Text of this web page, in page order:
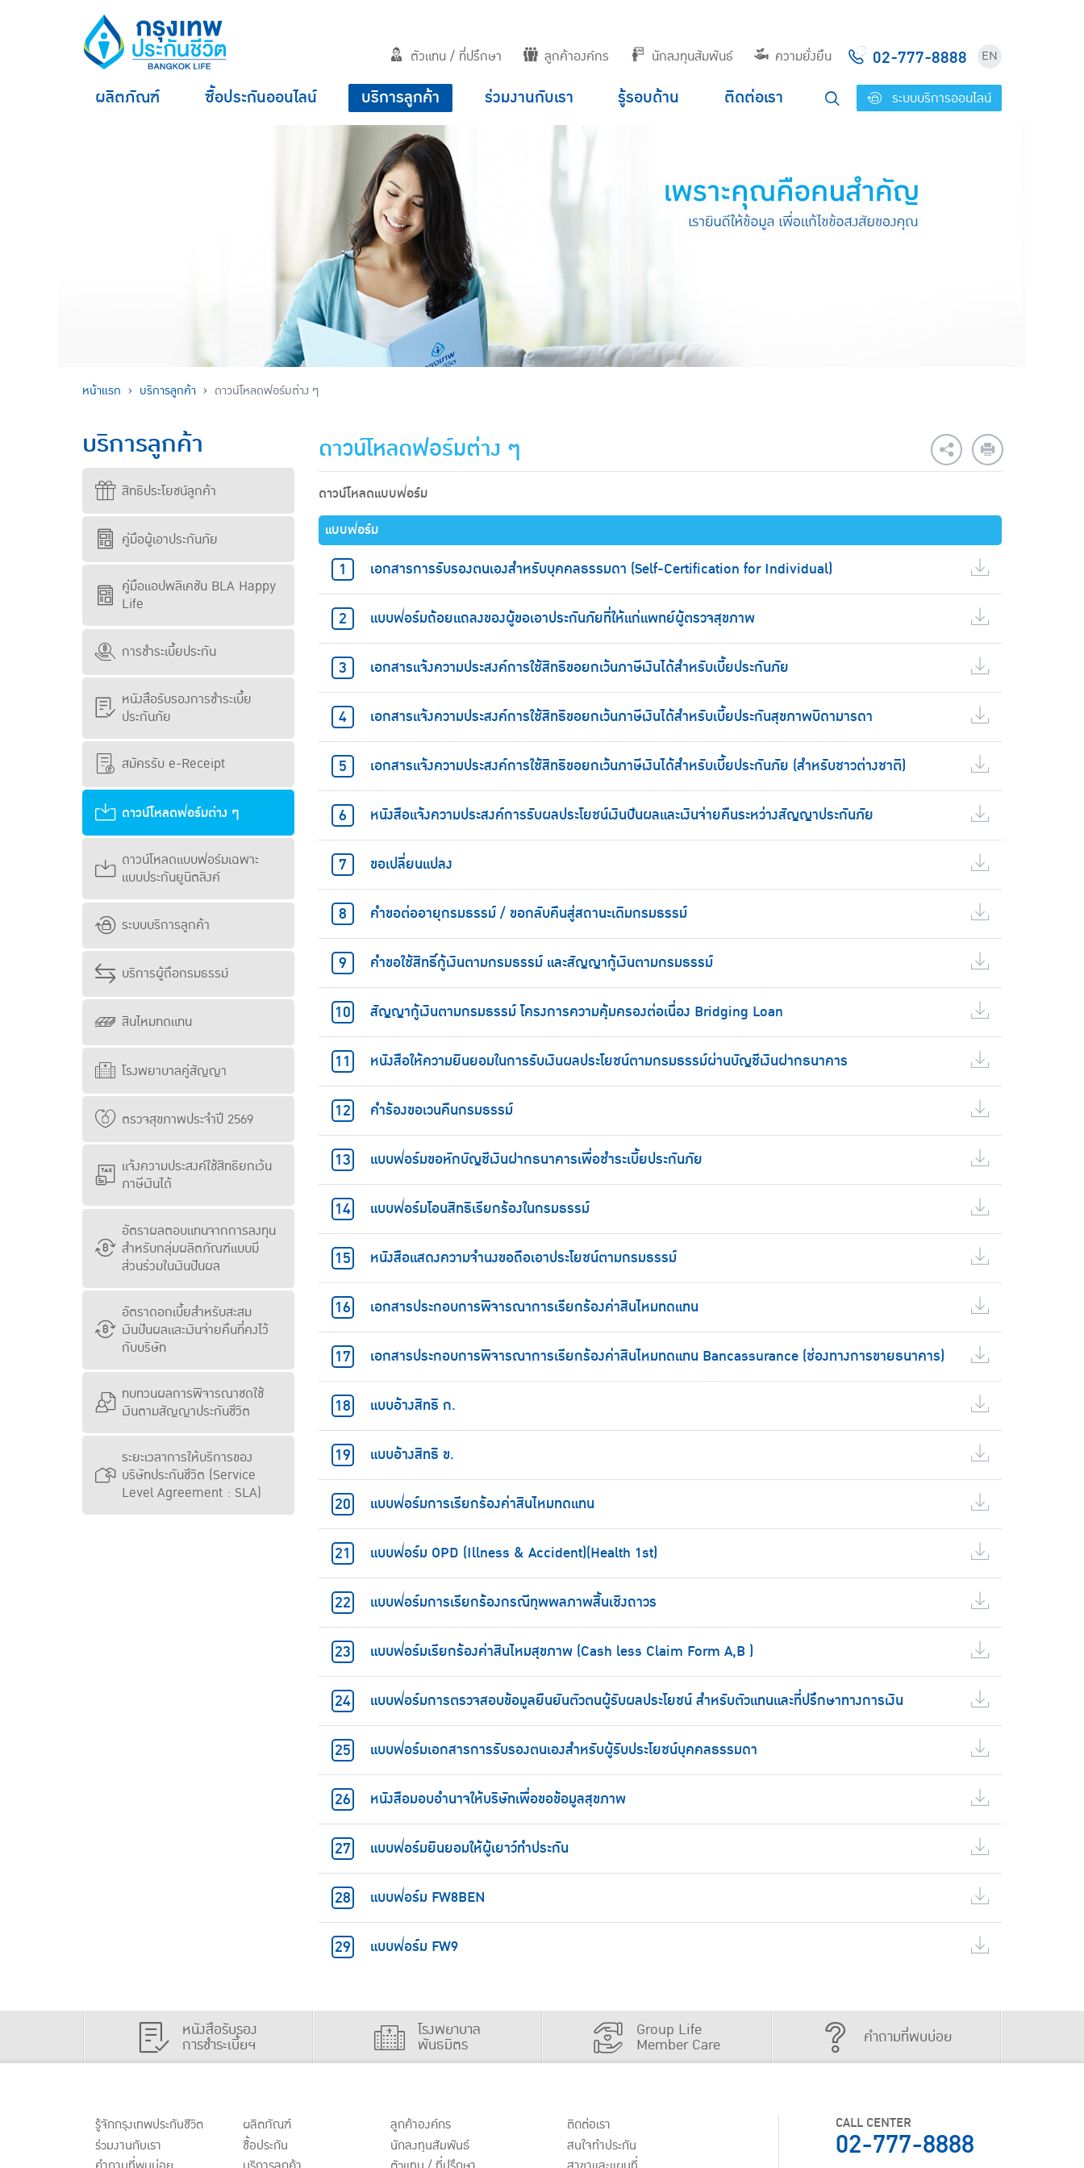
ตัวแทน / ที่ปรึกษา ลูกค้าองค์กร นักลงทุนสัมพันธ์ ความยั่งยืน 02-777-8888 EN
ผลิตภัณฑ์ ซื้อประกันออนไลน์ บริการลูกค้า ร่วมงานกับเรา รู้รอบด้าน ติดต่อเรา ระบบบริการออนไลน์
หน้าแรก บริการลูกค้า ดาวน์โหลดฟอร์มต่าง ๆ
บริการลูกค้า
สิทธิประโยชน์ลูกค้า
คู่มือผู้เอาประกันภัย
คู่มือแอปพลิเคชัน BLA Happy
Life
การชำระเบี้ยประกัน
หนังสือรับรองการชำระเบี้ย
ประกันภัย
สมัครรับ e-Receipt
ดาวน์โหลดฟอร์มต่าง ๆ
ดาวน์โหลดแบบฟอร์มเฉพาะ
แบบประกันยูนิตลิงค์
ระบบบริการลูกค้า
บริการผู้ถือกรมธรรม์
สินไหมทดแทน
โรงพยาบาลคู่สัญญา
ตรวจสุขภาพประจำปี 2569
แจ้งความประสงค์ใช้สิทธิยกเว้น
ภาษีเงินได้
อัตราผลตอบแทนจากการลงทุน
สำหรับกลุ่มผลิตภัณฑ์แบบมี
ส่วนร่วมในเงินปันผล
อัตราดอกเบี้ยสำหรับสะสม
เงินปันผลและเงินจ่ายคืนที่คงไว้
กับบริษัท
ทบทวนผลการพิจารณาชดใช้
เงินตามสัญญาประกันชีวิต
ระยะเวลาการให้บริการของ
บริษัทประกันชีวิต (Service
Level Agreement : SLA)
ดาวน์โหลดฟอร์มต่าง ๆ
ดาวน์โหลดแบบฟอร์ม
แบบฟอร์ม
เอกสารการรับรองตนเองสำหรับบุคคลธรรมดา (Self-Certification for Individual)
แบบฟอร์มถ้อยแถลงของผู้ขอเอาประกันภัยที่ให้แก่แพทย์ผู้ตรวจสุขภาพ
เอกสารแจ้งความประสงค์การใช้สิทธิขอยกเว้นภาษีเงินได้สำหรับเบี้ยประกันภัย
เอกสารแจ้งความประสงค์การใช้สิทธิขอยกเว้นภาษีเงินได้สำหรับเบี้ยประกันสุขภาพบิดามารดา
เอกสารแจ้งความประสงค์การใช้สิทธิขอยกเว้นภาษีเงินได้สำหรับเบี้ยประกันภัย (สำหรับชาวต่างชาติ)
หนังสือแจ้งความประสงค์การรับผลประโยชน์เงินปันผลและเงินจ่ายคืนระหว่างสัญญาประกันภัย
ขอเปลี่ยนแปลง
คำขอต่ออายุกรมธรรม์ / ขอกลับคืนสู่สถานะเดิมกรมธรรม์
คำขอใช้สิทธิ์กู้เงินตามกรมธรรม์ และสัญญากู้เงินตามกรมธรรม์
สัญญากู้เงินตามกรมธรรม์ โครงการความคุ้มครองต่อเนื่อง Bridging Loan
หนังสือให้ความยินยอมในการรับเงินผลประโยชน์ตามกรมธรรม์ผ่านบัญชีเงินฝากธนาคาร
คำร้องขอเวนคืนกรมธรรม์
แบบฟอร์มขอหักบัญชีเงินฝากธนาคารเพื่อชำระเบี้ยประกันภัย
แบบฟอร์มโอนสิทธิเรียกร้องในกรมธรรม์
หนังสือแสดงความจำนงขอถือเอาประโยชน์ตามกรมธรรม์
เอกสารประกอบการพิจารณาการเรียกร้องค่าสินไหมทดแทน
เอกสารประกอบการพิจารณาการเรียกร้องค่าสินไหมทดแทน Bancassurance (ช่องทางการขายธนาคาร)
แบบอ้างสิทธิ ก.
แบบอ้างสิทธิ ข.
แบบฟอร์มการเรียกร้องค่าสินไหมทดแทน
แบบฟอร์ม OPD (Illness & Accident)(Health 1st)
แบบฟอร์มการเรียกร้องกรณีทุพพลภาพสิ้นเชิงถาวร
แบบฟอร์มเรียกร้องค่าสินไหมสุขภาพ (Cash less Claim Form A,B )
แบบฟอร์มการตรวจสอบข้อมูลยืนยันตัวตนผู้รับผลประโยชน์ สำหรับตัวแทนและที่ปรึกษาทางการเงิน
แบบฟอร์มเอกสารการรับรองตนเองสำหรับผู้รับประโยชน์บุคคลธรรมดา
หนังสือมอบอำนาจให้บริษัทเพื่อขอข้อมูลสุขภาพ
แบบฟอร์มยินยอมให้ผู้เยาว์ทำประกัน
แบบฟอร์ม FW8BEN
แบบฟอร์ม FW9
หนังสือรับรอง
การชำระเบี้ยฯ
โรงพยาบาล
พันธมิตร
Group Life
Member Care คำถามที่พบบ่อย
รู้จักกรุงเทพประกันชีวิต
ร่วมงานกับเรา
ผลิตภัณฑ์
ชื้อประกัน
ลูกค้าองค์กร
นักลงทุนสัมพันธ์
ติดต่อเรา
สนใจทำประกัน
CALL CENTER
02-777-8888